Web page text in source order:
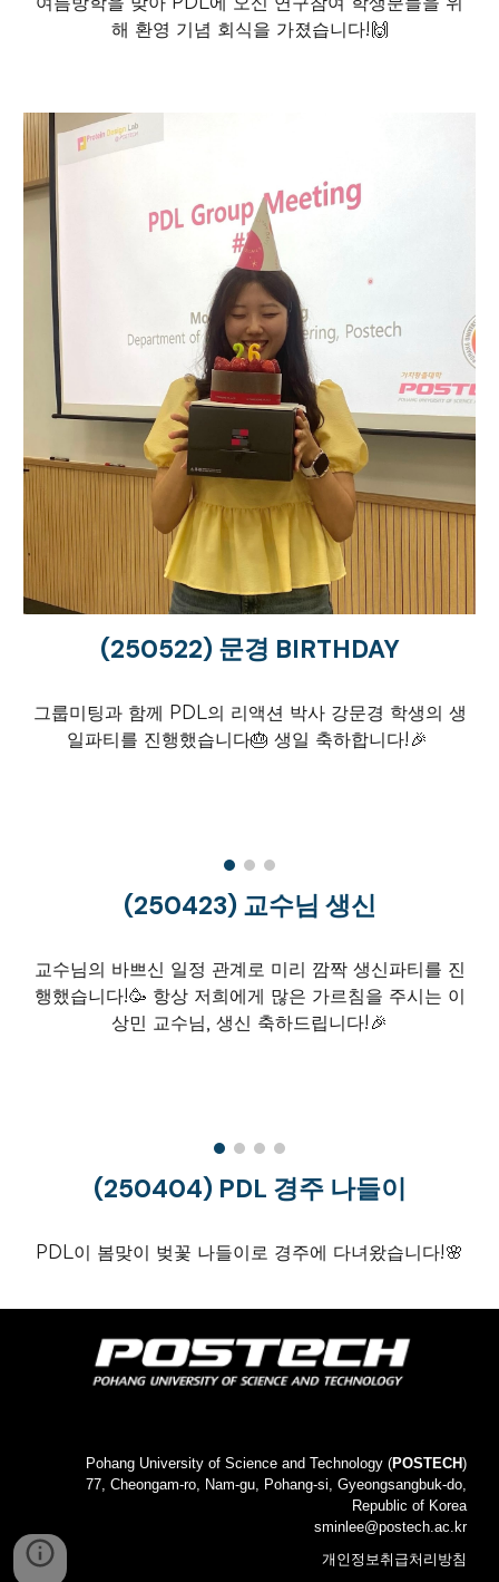
해 환영 기념 회식을 가졌습니다! 🙌
(250522) 문경 BIRTHDAY
그룹미팅과 함께 PDL의 리액션 박사 강문경 학생의 생
일파티를 진행했습니다🎂 생일 축하합니다! 🎉
(250423) 교수님 생신
교수님의 바쁘신 일정 관계로 미리 깜짝 생신파티를 진
행했습니다!🥳 항상 저희에게 많은 가르침을 주시는 이
상민 교수님, 생신 축하드립니다!🎉
(250404) PDL 경주 나들이
PDL이 봄맞이 벚꽃 나들이로 경주에 다녀왔습니다!🌸
Pohang University of Science and Technology (POSTECH)
77, Cheongam-ro, Nam-gu, Pohang-si, Gyeongsangbuk-do,
Republic of Korea
sminlee@postech.ac.kr
개인정보취급처리방침